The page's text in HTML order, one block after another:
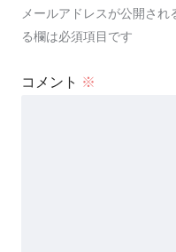
メールアドレスが公開され
る欄は必須項目です
コメント ※